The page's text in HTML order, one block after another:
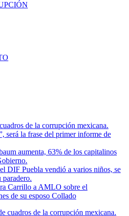
de la corrupción mexicana.
será la frase del primer informe de
aumenta, 63% de los capitalinos
DIF Puebla vendió a varios niños, se
paradero.
Carrillo a AMLO sobre el
de su esposo Collado